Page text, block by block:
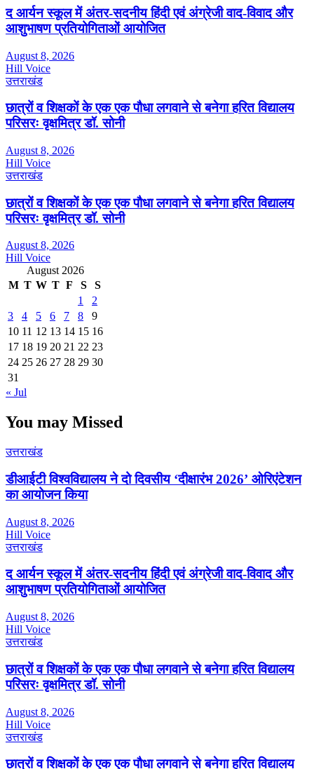
द आर्यन स्कूल में अंतर-सदनीय हिंदी एवं अंग्रेजी वाद-विवाद और
आशुभाषण प्रतियोगिताओं आयोजित
August 8, 2026
Hill Voice
उत्तराखंड
छात्रों व शिक्षकों के एक एक पौधा लगवाने से बनेगा हरित विद्यालय
परिसरः वृक्षमित्र डॉ. सोनी
August 8, 2026
Hill Voice
उत्तराखंड
छात्रों व शिक्षकों के एक एक पौधा लगवाने से बनेगा हरित विद्यालय
परिसरः वृक्षमित्र डॉ. सोनी
August 8, 2026
Hill Voice
August 2026
M T W T F S
S
1
2
3
4 5 6 7 8
9
10 11 12 13 14 15 16
17 18 19 20 21 22 23
24 25 26 27 28 29 30
31
« Jul
You may Missed
उत्तराखंड
डीआईटी विश्वविद्यालय ने दो दिवसीय ‘दीक्षारंभ 2026’ ओरिएंटेशन
का आयोजन किया
August 8, 2026
Hill Voice
उत्तराखंड
द आर्यन स्कूल में अंतर-सदनीय हिंदी एवं अंग्रेजी वाद-विवाद और
आशुभाषण प्रतियोगिताओं आयोजित
August 8, 2026
Hill Voice
उत्तराखंड
छात्रों व शिक्षकों के एक एक पौधा लगवाने से बनेगा हरित विद्यालय
परिसरः वृक्षमित्र डॉ. सोनी
August 8, 2026
Hill Voice
उत्तराखंड
छात्रों व शिक्षकों के एक एक पौधा लगवाने से बनेगा हरित विद्यालय